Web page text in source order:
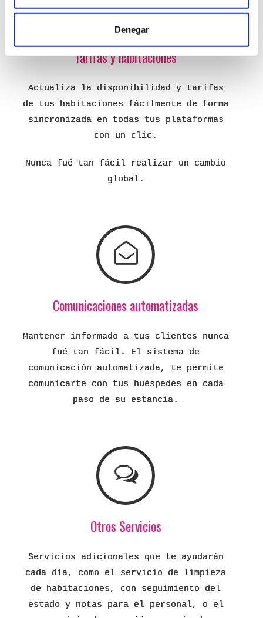
Denegar
Tarifas y habitaciones
Actualiza la disponibilidad y tarifas
de tus habitaciones fácilmente de forma
sincronizada en todas tus plataformas
con un clic.
Nunca fué tan fácil realizar un cambio
global.
Comunicaciones automatizadas
Mantener informado a tus clientes nunca
fué tan fácil. El sistema de
comunicación automatizada, te permite
comunicarte con tus huéspedes en cada
paso de su estancia.
Otros Servicios
Servicios adicionales que te ayudarán
cada día, como el servicio de limpieza
de habitaciones, con seguimiento del
estado y notas para el personal, o el